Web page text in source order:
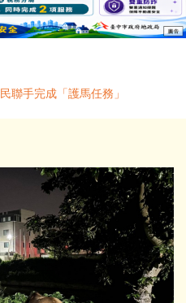
聯手完成「護馬任務」